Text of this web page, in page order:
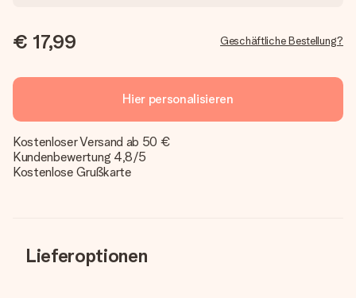
€ 17,99 Geschäftliche Bestellung?
Hier personalisieren
Kostenloser Versand ab 50 €
Kundenbewertung 4,8/5
Kostenlose Grußkarte
Lieferoptionen